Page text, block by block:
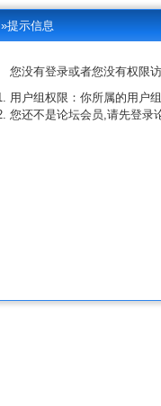
»提示信息
您没有登录或者您没有权限
用户组权限：你所属的用户
您还不是论坛会员,请先登录